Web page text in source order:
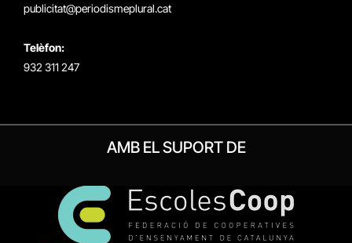
publicitat@periodismeplural.cat
Telèfon:
932 311 247
AMB EL SUPORT DE